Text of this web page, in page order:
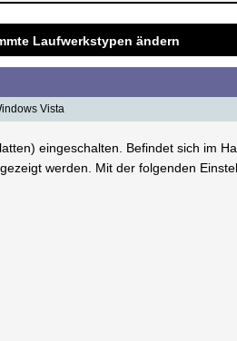
Laufwerkstypen ändern
Vista
eingeschalten. Befindet sich im
werden. Mit der folgenden